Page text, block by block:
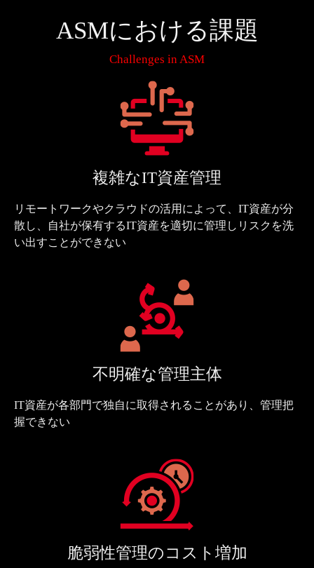
ASMにおける課題
Challenges in ASM
複雑なIT資産管理
リモートワークやクラウドの活用によって、IT資産が分
散し、自社が保有するIT資産を適切に管理しリスクを洗
い出すことができない
不明確な管理主体
IT資産が各部門で独自に取得されることがあり、管理把
握できない
脆弱性管理のコスト増加